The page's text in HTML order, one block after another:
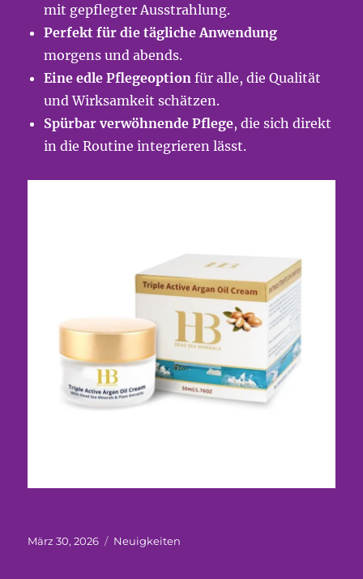
mit gepflegter Ausstrahlung.
Perfekt für die tägliche Anwendung
morgens und abends.
Eine edle Pflegeoption für alle, die Qualität
und Wirksamkeit schätzen.
Spürbar verwöhnende Pflege, die sich direkt
in die Routine integrieren lässt.
Veröffentlicht
März 30, 2026 Kategorien
Neuigkeiten